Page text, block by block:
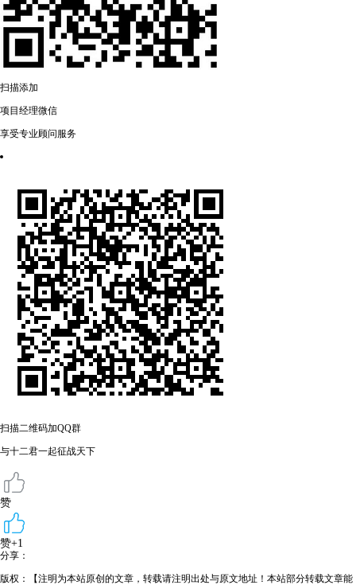
扫描添加
项目经理微信
享受专业顾问服务
扫描二维码加QQ群
与十二君一起征战天下
赞
赞+1
分享：
版权：【注明为本站原创的文章，转载请注明出处与原文地址！本站部分转载文章能